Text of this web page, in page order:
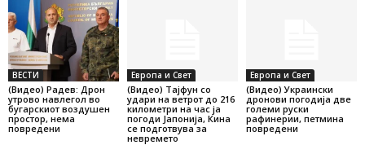
ВЕСТИ
(Видео) Радев: Дрон
утрово навлегол во
бугарскиот воздушен
простор, нема
повредени
Европа и Свет
(Видео) Тајфун со
удари на ветрот до 216
километри на час ја
погоди Јапонија, Кина
се подготвува за
невремето
Европа и Свет
(Видео) Украински
дронови погодија две
големи руски
рафинерии, петмина
повредени